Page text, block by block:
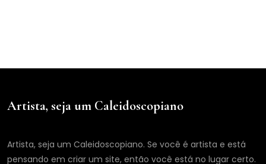
Artista, seja um Caleidoscopiano
Artista, seja um Caleidoscopiano. Se você é artista e está
pensando em criar um site, então você está no lugar certo.